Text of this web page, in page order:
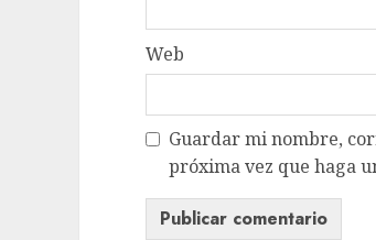
Web
Guardar mi nombre,
próxima vez que haga